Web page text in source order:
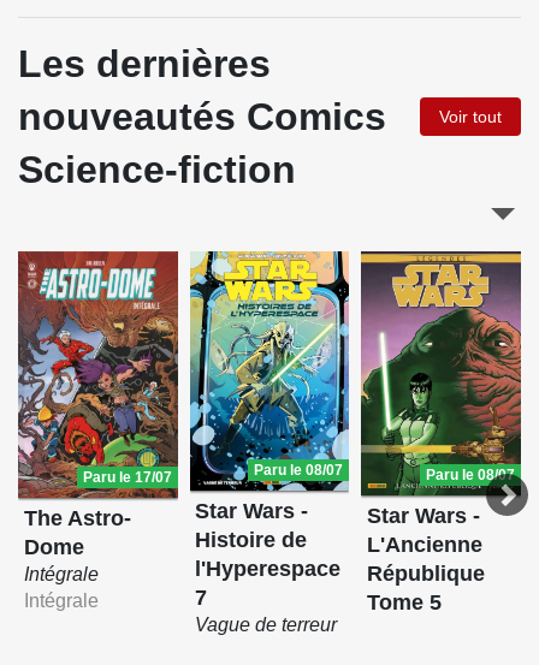
Les dernières
nouveautés Comics
Science-fiction
Voir tout
Paru le 17/07
The Astro-
Dome
Intégrale
Intégrale
Paru le 08/07
Star Wars -
Histoire de
l'Hyperespace
7
Vague de terreur
Paru le 08/07
Star Wars -
L'Ancienne
République
Tome 5